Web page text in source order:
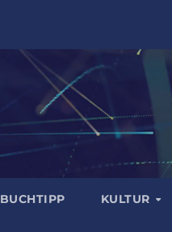
BUCHTIPP KULTUR